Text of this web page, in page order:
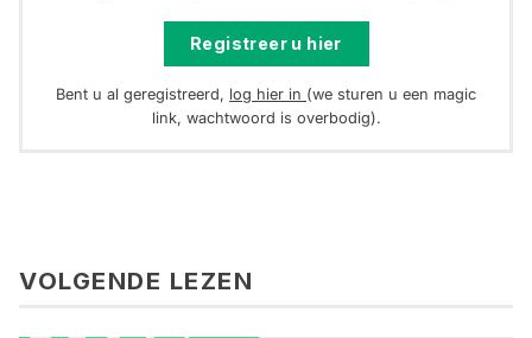
Registreer u hier
Bent u al geregistreerd, log hier in (we sturen u een magic
link, wachtwoord is overbodig).
VOLGENDE LEZEN